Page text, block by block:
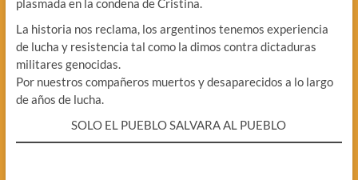
plasmada en la condena de Cristina.
La historia nos reclama, los argentinos tenemos experiencia
de lucha y resistencia tal como la dimos contra dictaduras
militares genocidas.
Por nuestros compañeros muertos y desaparecidos a lo largo
de años de lucha.
SOLO EL PUEBLO SALVARA AL PUEBLO